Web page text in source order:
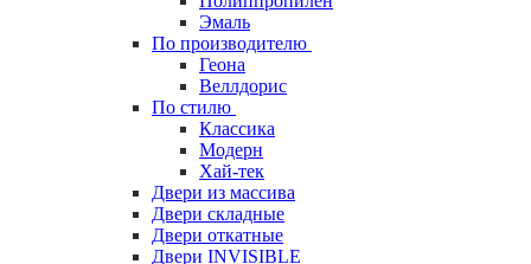
Эмаль
По производителю
Геона
Веллдорис
По стилю
Классика
Модерн
Хай-тек
Двери из массива
Двери складные
Двери откатные
Двери INVISIBLE